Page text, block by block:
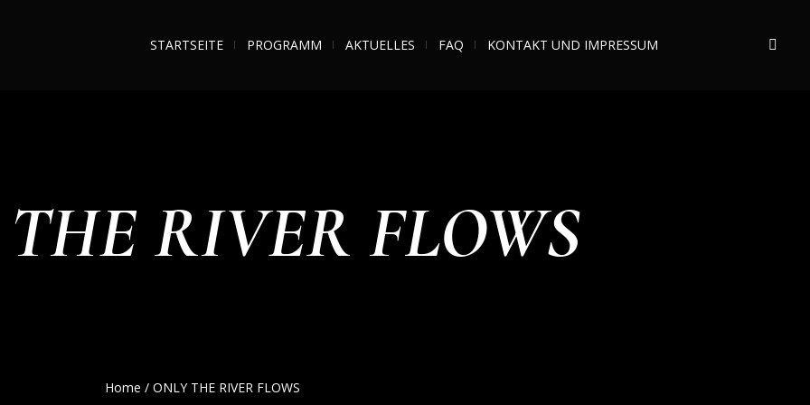
STARTSEITE PROGRAMM AKTUELLES FAQ KONTAKT UND IMPRESSUM
RIVER FLOWS
Home / ONLY THE RIVER FLOWS